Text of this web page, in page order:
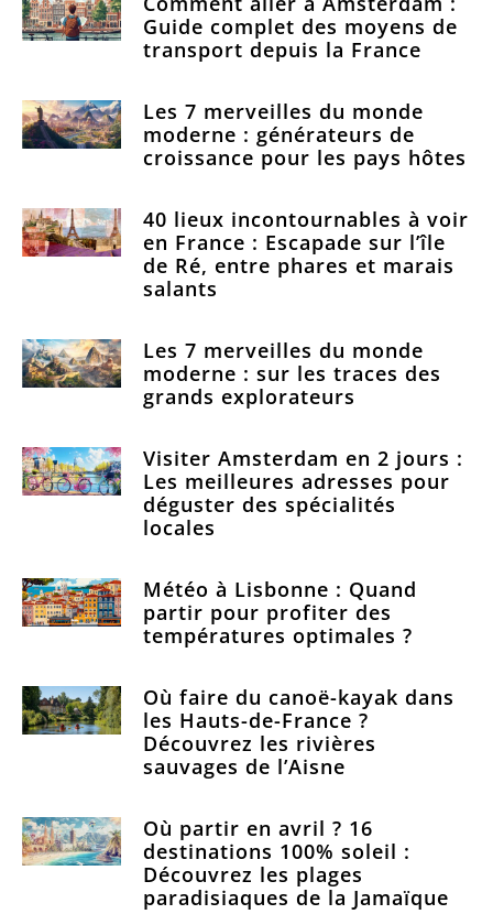
Guide complet des moyens de
transport depuis la France
Les 7 merveilles du monde
moderne : générateurs de
croissance pour les pays hôtes
40 lieux incontournables à voir
en France : Escapade sur l’île
de Ré, entre phares et marais
salants
Les 7 merveilles du monde
moderne : sur les traces des
grands explorateurs
Visiter Amsterdam en 2 jours :
Les meilleures adresses pour
déguster des spécialités
locales
Météo à Lisbonne : Quand
partir pour profiter des
températures optimales ?
Où faire du canoë-kayak dans
les Hauts-de-France ?
Découvrez les rivières
sauvages de l’Aisne
Où partir en avril ? 16
destinations 100% soleil :
Découvrez les plages
paradisiaques de la Jamaïque